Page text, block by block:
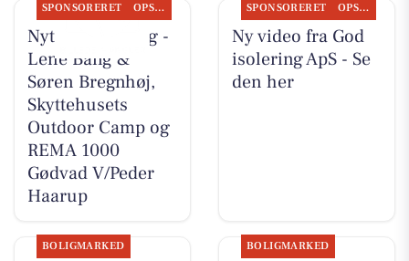
SPONSORERET OPSLAGSTAVLEN
Nyt fra CD Bolig -
Lene Bang &
Søren Bregnhøj,
Skyttehusets
Outdoor Camp og
REMA 1000
Gødvad V/Peder
Haarup
SPONSORERET OPSLAGSTAVLEN
Ny video fra God
isolering ApS - Se
den her
BOLIGMARKED BOLIGMARKED